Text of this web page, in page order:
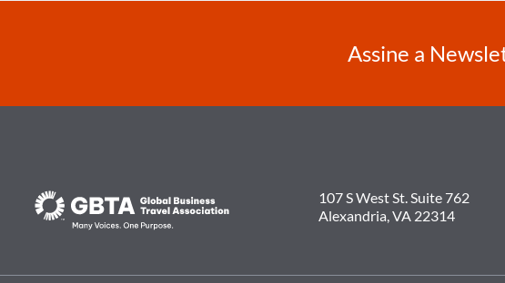
Post
Assine a
107 S West St. Suite 762
Alexandria, VA 22314